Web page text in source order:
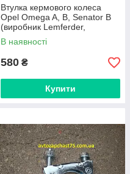
Втулка кермового колеса
Opel Omega A, B, Senator B
(виробник Lemferder,
Німеччина)
В наявності
580 ₴
Купити